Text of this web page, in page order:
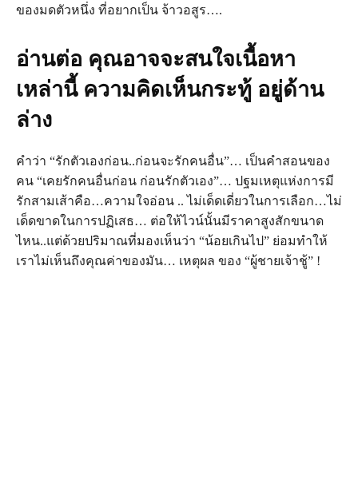
ของมดตัวหนึ่ง ที่อยากเป็น จ้าวอสูร….
อ่านต่อ คุณอาจจะสนใจเนื้อหา
เหล่านี้ ความคิดเห็นกระทู้ อยู่ด้าน
ล่าง
คำว่า “รักตัวเองก่อน..ก่อนจะรักคนอื่น”… เป็นคำสอนของ
คน “เคยรักคนอื่นก่อน ก่อนรักตัวเอง”… ปฐมเหตุแห่งการมี
รักสามเส้าคือ…ความใจอ่อน .. ไม่เด็ดเดี่ยวในการเลือก…ไม่
เด็ดขาดในการปฏิเสธ… ต่อให้ไวน์นั้นมีราคาสูงสักขนาด
ไหน..แต่ด้วยปริมาณที่มองเห็นว่า “น้อยเกินไป” ย่อมทำให้
เราไม่เห็นถึงคุณค่าของมัน… เหตุผล ของ “ผู้ชายเจ้าชู้” !